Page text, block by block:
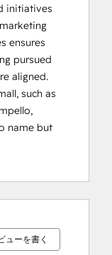
initiatives
ensures
pursued
aligned.
such as
name but
ューを書く